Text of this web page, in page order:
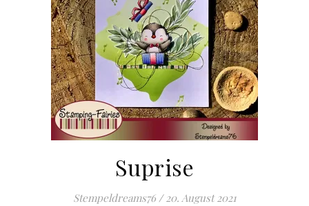
Suprise
Stempeldreams76 / 20. August 2021